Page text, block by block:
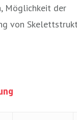
Möglichkeit der
von